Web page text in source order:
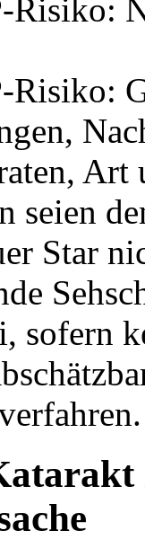
Risiko:
Risiko:
Art
seien
Star
sofern